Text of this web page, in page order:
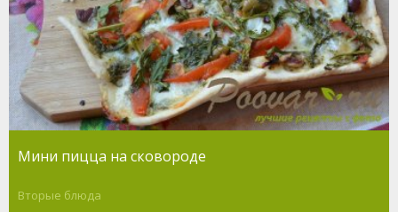
Мини пицца на сковороде
Вторые блюда